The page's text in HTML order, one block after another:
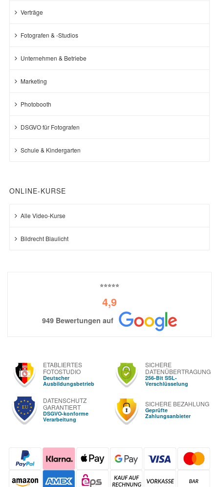
Verträge
Fotografen & -Studios
Unternehmen & Betriebe
Marketing
Photobooth
DSGVO für Fotografen
Schule & Kindergarten
ONLINE-KURSE
Alle Video-Kurse
Bildrecht Blaulicht
⭐⭐⭐⭐⭐
4,9
949 Bewertungen auf
ETABLIERTES
FOTOSTUDIO
Deutscher
Ausbildungsbetrieb
SICHERE
DATENÜBERTRAGUNG
256-Bit SSL-
Verschlüsselung
DATENSCHUTZ
GARANTIERT
DSGVO-konforme
Verarbeitung
SICHERE BEZAHLUNG
Geprüfte
Zahlungsanbieter